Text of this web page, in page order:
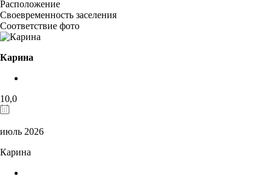
Расположение
Своевременность заселения
Соответствие фото
Карина
10,0
июль 2026
Карина